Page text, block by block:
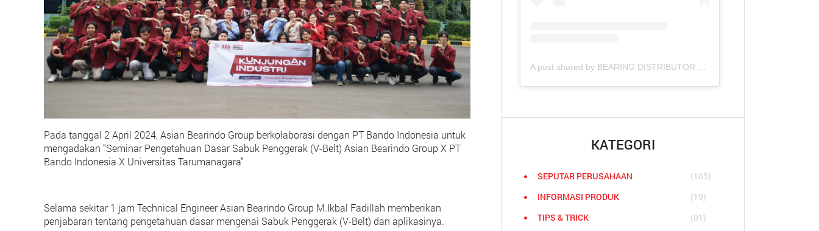
Pada tanggal 2 April 2024, Asian Bearindo Group berkolaborasi dengan PT Bando Indonesia untuk
mengadakan “Seminar Pengetahuan Dasar Sabuk Penggerak (V-Belt) Asian Bearindo Group X PT
Bando Indonesia X Universitas Tarumanagara”
Selama sekitar 1 jam Technical Engineer Asian Bearindo Group M.Ikbal Fadillah memberikan
penjabaran tentang pengetahuan dasar mengenai Sabuk Penggerak (V-Belt) dan aplikasinya.
KATEGORI
SEPUTAR PERUSAHAAN
(105)
INFORMASI PRODUK
(19)
TIPS & TRICK
(01)